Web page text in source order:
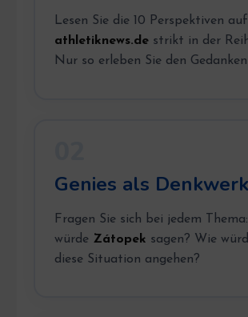
Lesen Sie die 10 Perspektiven auf
athletiknews.destrikt in der
Nur so erleben Sie den
Genies als
Fragen Sie sich bei jedem
würde Zátopek sagen? Wie
diese Situation angehen?